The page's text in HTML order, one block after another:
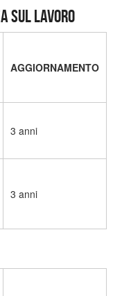
SUL LAVORO
AGGIORNAMENTO
3 anni
3 anni